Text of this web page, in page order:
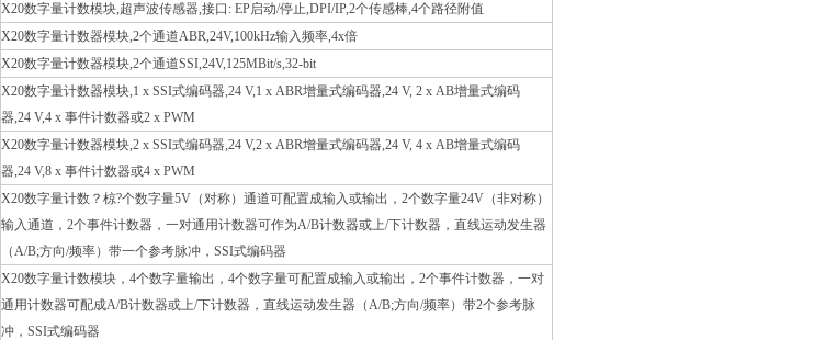
X20数字量计数模块,超声波传感器,接口: EP启动/停止,DPI/IP,2个传感棒,4个路径附值
X20数字量计数器模块,2个通道ABR,24V,100kHz输入频率,4x倍
X20数字量计数器模块,2个通道SSI,24V,125MBit/s,32-bit
X20数字量计数器模块,1 x SSI式编码器,24 V,1 x ABR增量式编码器,24 V, 2 x AB增量式编码
器,24 V,4 x 事件计数器或2 x PWM
X20数字量计数器模块,2 x SSI式编码器,24 V,2 x ABR增量式编码器,24 V, 4 x AB增量式编码
器,24 V,8 x 事件计数器或4 x PWM
X20数字量计数？椋?个数字量5V（对称）通道可配置成输入或输出，2个数字量24V（非对称）
输入通道，2个事件计数器，一对通用计数器可作为A/B计数器或上/下计数器，直线运动发生器
（A/B;方向/频率）带一个参考脉冲，SSI式编码器
X20数字量计数模块，4个数字量输出，4个数字量可配置成输入或输出，2个事件计数器，一对
通用计数器可配成A/B计数器或上/下计数器，直线运动发生器（A/B;方向/频率）带2个参考脉
冲，SSI式编码器